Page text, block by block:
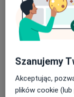
Szanujemy
Akceptując,
plików cookie